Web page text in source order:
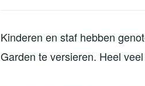
Kinderen en staf hebben
Garden te versieren. Heel